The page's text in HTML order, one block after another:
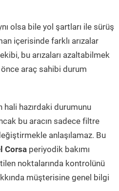
olsa bile yol şartları ile sürüş
içerisinde farklı arızalar
bu arızaları azaltabilmek
araç sahibi durum
hali hazırdaki durumunu
bu aracın sadece filtre
anlaşılamaz. Bu
Corsa periyodik bakımı
noktalarında kontrolünü
müşterisine genel bilgi